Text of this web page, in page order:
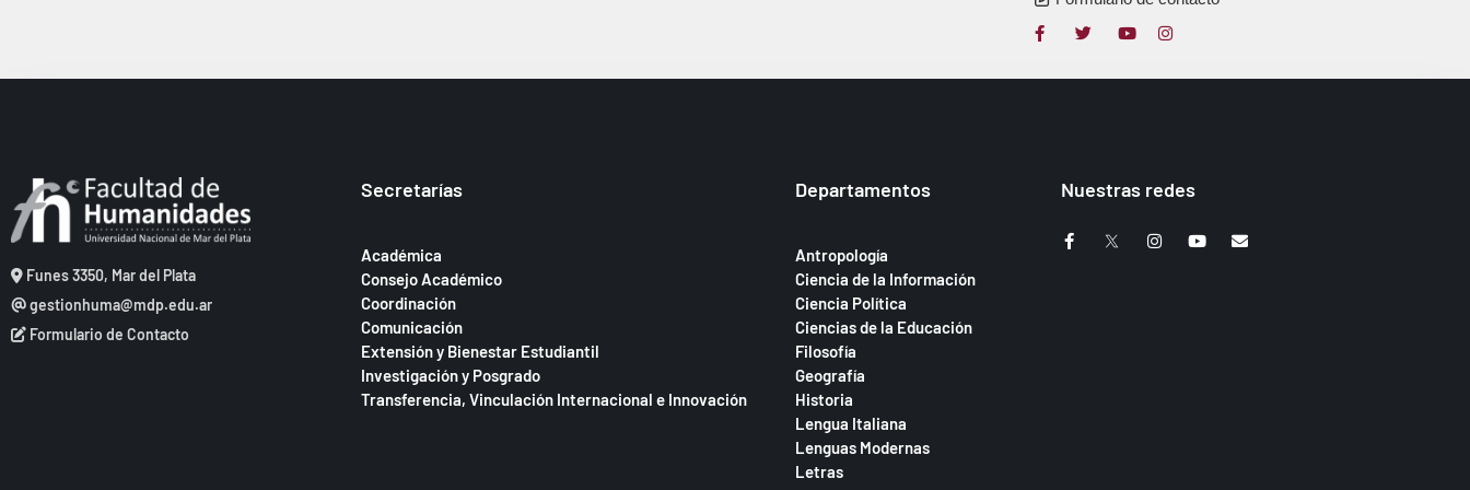
Funes 3350, Mar del Plata
gestionhuma@mdp.edu.ar
Formulario de Contacto
Secretarías
Académica
Consejo Académico
Coordinación
Comunicación
Extensión y Bienestar Estudiantil
Investigación y Posgrado
Transferencia, Vinculación Internacional e Innovación
Departamentos
Antropología
Ciencia de la Información
Ciencia Política
Ciencias de la Educación
Filosofía
Geografía
Historia
Lengua Italiana
Lenguas Modernas
Letras
Nuestras redes